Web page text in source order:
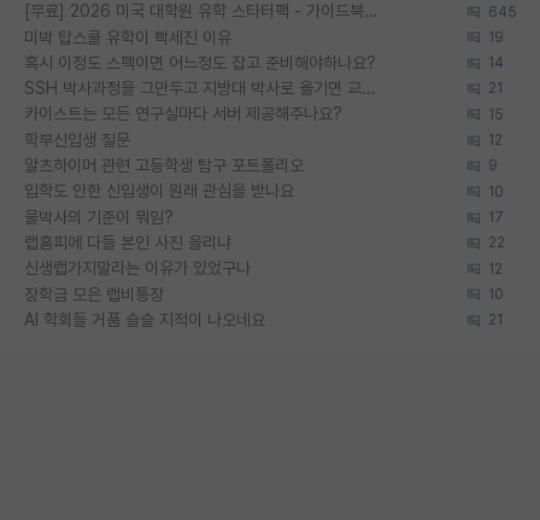
[무료] 2026 미국 대학원 유학 스타터팩 - 가이드북 & 합격자 컨택메일 템플릿 645
미박 탑스쿨 유학이 빡세진 이유 19
혹시 이정도 스펙이면 어느정도 잡고 준비해야하나요? 14
SSH 박사과정을 그만두고 지방대 박사로 옮기면 교수의 꿈은 끝일까요? 21
카이스트는 모든 연구실마다 서버 제공해주나요? 15
학부신입생 질문 12
알츠하이머 관련 고등학생 탐구 포트폴리오 9
입학도 안한 신입생이 원래 관심을 받나요 10
물박사의 기준이 뭐임? 17
랩홈피에 다들 본인 사진 올리냐 22
신생랩가지말라는 이유가 있었구나 12
장학금 모은 랩비통장 10
AI 학회들 거품 슬슬 지적이 나오네요 21